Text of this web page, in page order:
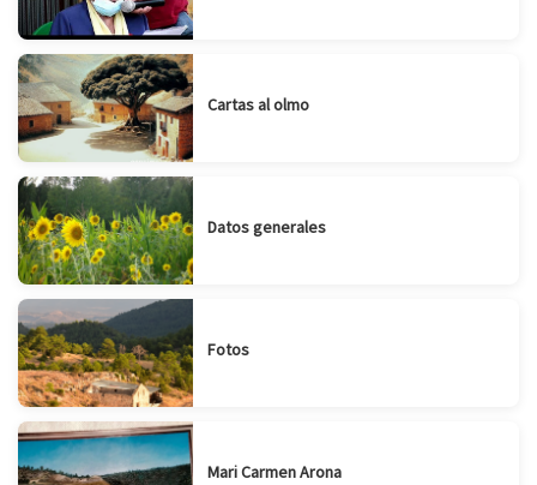
Cartas al olmo
Datos generales
Fotos
Mari Carmen Arona